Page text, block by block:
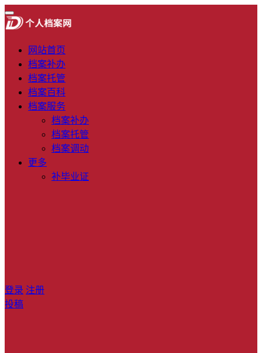
网站首页
档案补办
档案托管
档案百科
档案服务
档案补办
档案托管
档案调动
更多
补毕业证
登录 注册
投稿